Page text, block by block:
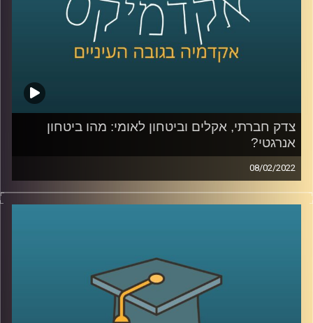
לשיחה שקיימתי עם פרופ' יעל פרג על ביטחון אנרגיה –
צדק חברתי, אקלים וביטחון לאומי: מהו ביטחון
אנרגטי?
08/02/2022
איך מאזנים בין הרצון באספקה תמידית של אנרגיה לכולם לבין
קיימות ועד כמה נסכים לקבל את עליית מחירי החשמל כדי
פרופ' יעל פרג, סגנית דיקן בית הספר לקיימות, התארחה בפרק
הזה והעלתה את הסוגיות החברתיות, סביבתיות וביטחוניות
הנוגעות בביטחון אנרגטי.